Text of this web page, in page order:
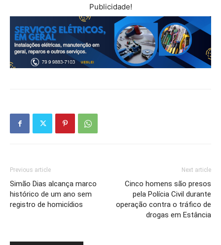
Publicidade!
Previous article
Simão Dias alcança marco
histórico de um ano sem
registro de homicídios
Next article
Cinco homens são presos
pela Polícia Civil durante
operação contra o tráfico de
drogas em Estância